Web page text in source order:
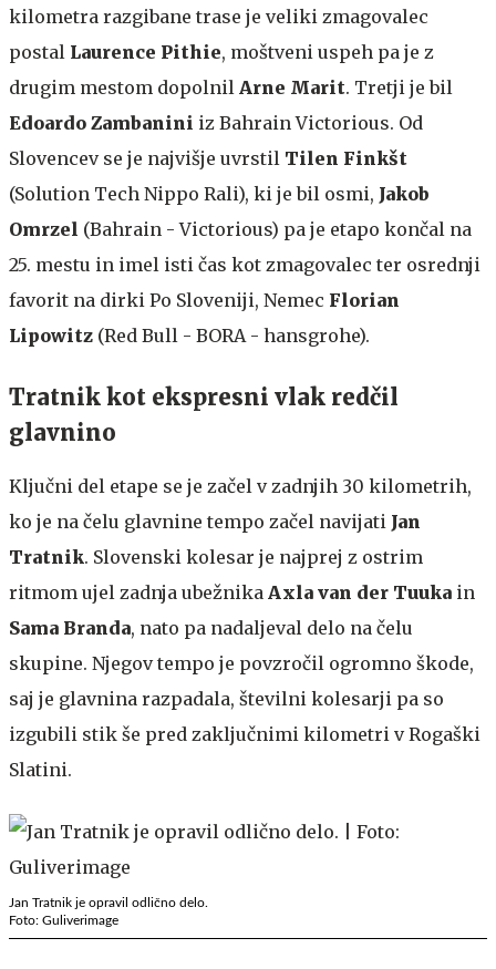
kilometra razgibane trase je veliki zmagovalec
postal Laurence Pithie, moštveni uspeh pa je z
drugim mestom dopolnil Arne Marit. Tretji je bil
Edoardo Zambanini iz Bahrain Victorious. Od
Slovencev se je najvišje uvrstil Tilen Finkšt
(Solution Tech Nippo Rali), ki je bil osmi, Jakob
Omrzel (Bahrain - Victorious) pa je etapo končal na
25. mestu in imel isti čas kot zmagovalec ter osrednji
favorit na dirki Po Sloveniji, Nemec Florian
Lipowitz (Red Bull - BORA - hansgrohe).
Tratnik kot ekspresni vlak redčil
glavnino
Ključni del etape se je začel v zadnjih 30 kilometrih,
ko je na čelu glavnine tempo začel navijati Jan
Tratnik. Slovenski kolesar je najprej z ostrim
ritmom ujel zadnja ubežnika Axla van der Tuuka in
Sama Branda, nato pa nadaljeval delo na čelu
skupine. Njegov tempo je povzročil ogromno škode,
saj je glavnina razpadala, številni kolesarji pa so
izgubili stik še pred zaključnimi kilometri v Rogaški
Slatini.
Jan Tratnik je opravil odlično delo.
Foto: Guliverimage